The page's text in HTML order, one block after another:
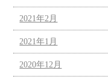
2021年2月
2021年1月
2020年12月